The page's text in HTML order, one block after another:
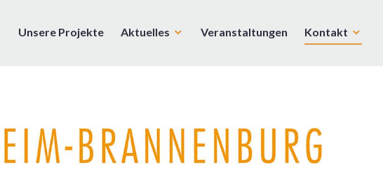
Unsere Projekte Aktuelles Veranstaltungen Kontakt